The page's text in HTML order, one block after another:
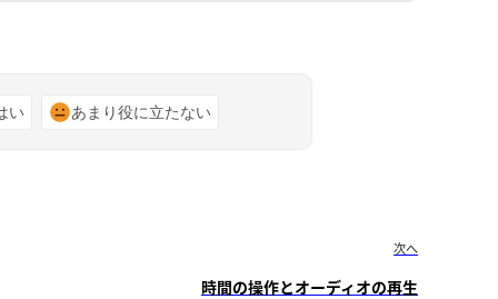
い あまり役に立たない
次へ
時間の操作とオーディオの再生